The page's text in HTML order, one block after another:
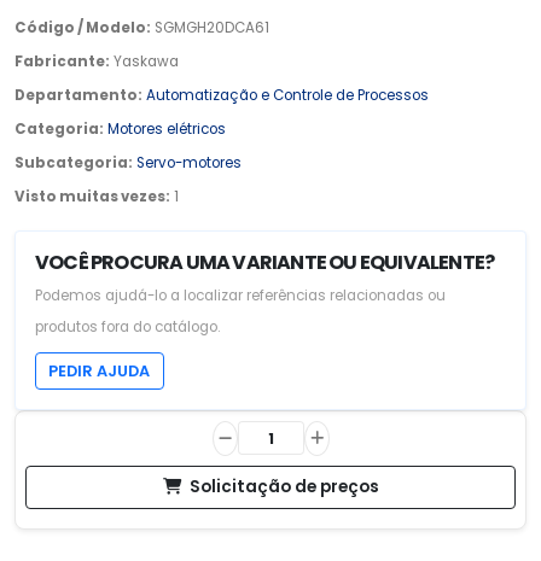
Código / Modelo: SGMGH20DCA61
Fabricante: Yaskawa
Departamento: Automatização e Controle de Processos
Categoria: Motores elétricos
Subcategoria: Servo-motores
Visto muitas vezes: 1
VOCÊ PROCURA UMA VARIANTE OU EQUIVALENTE?
Podemos ajudá-lo a localizar referências relacionadas ou
produtos fora do catálogo.
PEDIR AJUDA
Solicitação de preços